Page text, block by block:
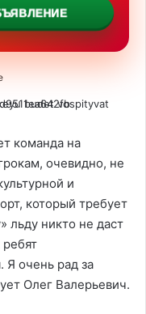
команда на
очевидно, не
и
который требует
льду никто не даст
Я очень рад за
Олег Валерьевич.